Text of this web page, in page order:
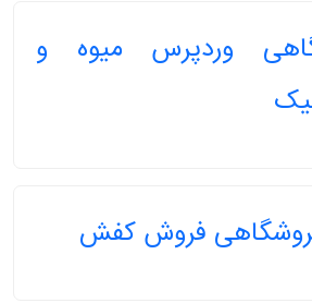
وردپرس میوه و
فروش کفش